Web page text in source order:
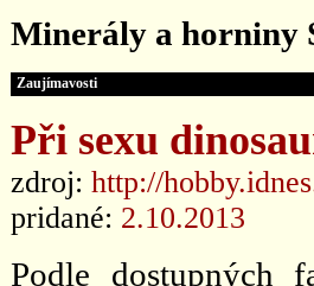
Minerály a
Zaujímavosti
Při sexu
zdroj: http://
pridané: 2.10.2013
Podle dostupných